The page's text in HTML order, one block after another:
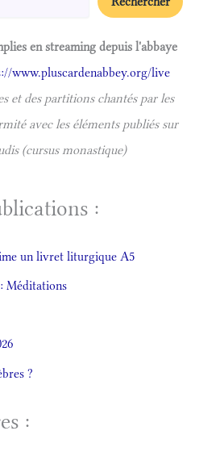
en streaming depuis l'abbaye
www.pluscardenabbey.org/live
et des partitions chantés par les
avec les éléments publiés sur
(cursus monastique)
:
un livret liturgique A5
Méditations
?
: